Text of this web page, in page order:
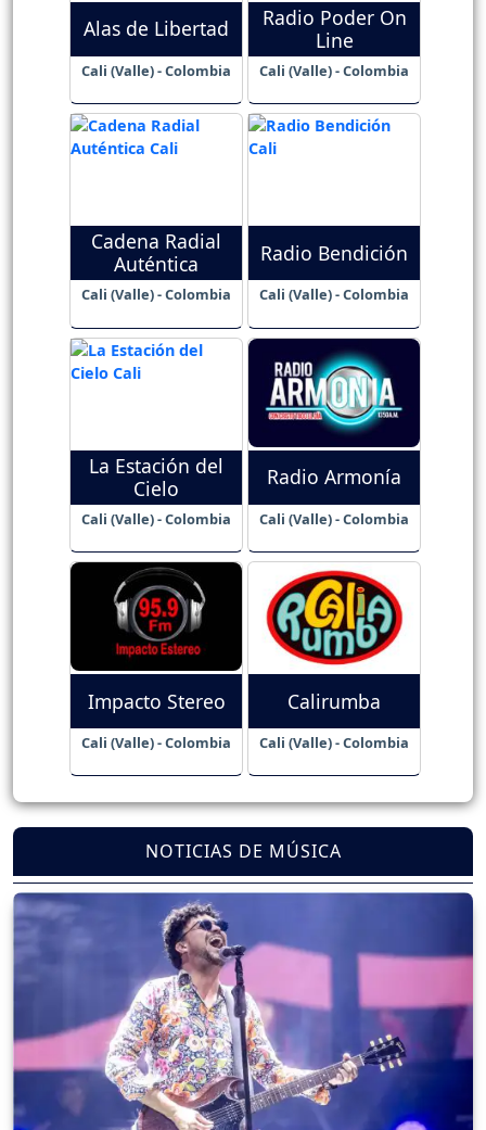
Alas de Libertad
Cali (Valle) - Colombia
Radio Poder On
Line
Cali (Valle) - Colombia
Cadena Radial
Auténtica
Cali (Valle) - Colombia
Radio Bendición
Cali (Valle) - Colombia
La Estación del
Cielo
Cali (Valle) - Colombia
Radio Armonía
Cali (Valle) - Colombia
Impacto Stereo
Cali (Valle) - Colombia
Calirumba
Cali (Valle) - Colombia
NOTICIAS DE MÚSICA